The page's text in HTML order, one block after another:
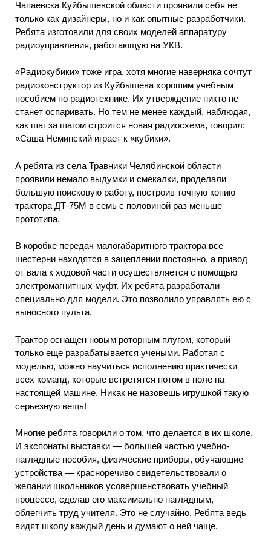
Чапаевска Куйбышевской области проявили себя не
только как дизайнеры, но и как опытные разработчики.
Ребята изготовили для своих моделей аппаратуру
радиоуправления, работающую на УКВ.
«Радиокубики» тоже игра, хотя многие наверняка сочтут
радиоконструктор из Куйбышева хорошим учебным
пособием по радиотехнике. Их утверждение никто не
станет оспаривать. Но тем не менее каждый, наблюдая,
как шаг за шагом строится новая радиосхема, говорил:
«Саша Неминский играет к «кубики».
А ребята из села Травники Челябинской области
проявили немало выдумки и смекалки, проделали
большую поисковую работу, построив точную копию
трактора ДТ-75М в семь с половиной раз меньше
прототипа.
В коробке передач малогабаритного трактора все
шестерни находятся в зацеплении постоянно, а привод
от вала к ходовой части осуществляется с помощью
электромагнитных муфт. Их ребята разработали
специально для модели. Это позволило управлять ею с
выносного пульта.
Трактор оснащен новым роторным плугом, который
только еще разрабатывается учеными. Работая с
моделью, можно научиться исполнению практически
всех команд, которые встретятся потом в поле на
настоящей машине. Никак не назовешь игрушкой такую
серьезную вещь!
Многие ребята говорили о том, что делается в их школе.
И экспонаты выставки — большей частью учебно-
наглядные пособия, физические приборы, обучающие
устройства — красноречиво свидетельствовали о
желании школьников усовершенствовать учебный
процессе, сделав его максимально наглядным,
облегчить труд учителя. Это не случайно. Ребята ведь
видят школу каждый день и думают о ней чаще.